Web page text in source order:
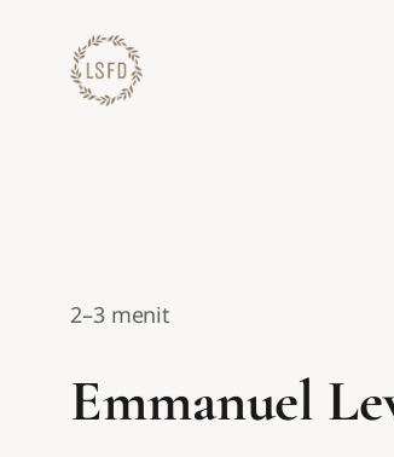
konten
2–3 menit
Emmanuel